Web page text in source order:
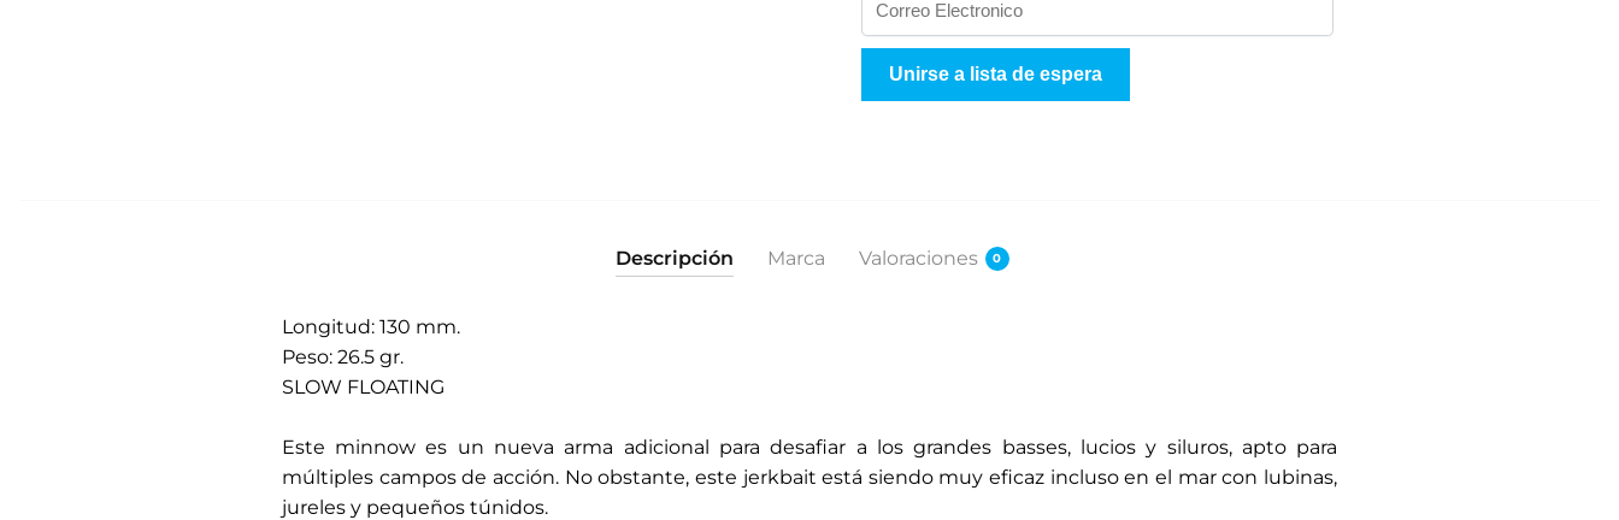
n
d
i
ó
Unirse a lista de espera
Descripción Marca Valoraciones 0
Longitud: 130 mm.
Peso: 26.5 gr.
SLOW FLOATING
Este minnow es un nueva arma adicional para desafiar a los grandes basses, lucios y siluros, apto para
múltiples campos de acción. No obstante, este jerkbait está siendo muy eficaz incluso en el mar con lubinas,
jureles y pequeños túnidos.